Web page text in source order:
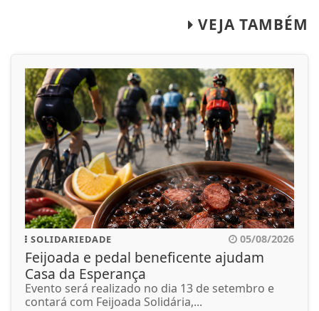
VEJA TAMBÉM
SOLIDARIEDADE 05/08/2026
Feijoada e pedal beneficente ajudam
Casa da Esperança
Evento será realizado no dia 13 de setembro e
contará com Feijoada Solidária,...